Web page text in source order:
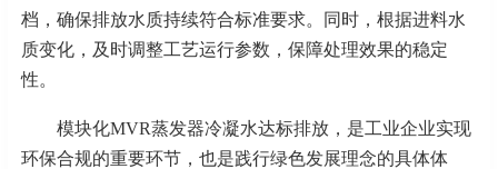
档，确保排放水质持续符合标准要求。同时，根据进料水
质变化，及时调整工艺运行参数，保障处理效果的稳定
性。
模块化MVR蒸发器冷凝水达标排放，是工业企业实现
环保合规的重要环节，也是践行绿色发展理念的具体体